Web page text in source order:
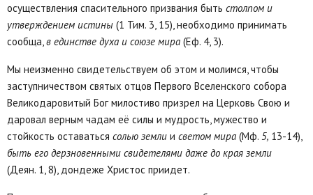
осуществления спасительного призвания быть столпом и
утверждением истины (1 Тим. 3, 15), необходимо принимать
сообща,в единстве духа и союзе мира (Еф. 4, 3).
Мы неизменно свидетельствуем об этом и молимся, чтобы
заступничеством святых отцов Первого Вселенского собора
Великодаровитый Бог милостиво призрел на Церковь Свою и
даровал верным чадам её силы и мудрость, мужество и
стойкость оставаться солью земли и светом мира (Мф. 5, 13-14),
быть его дерзновенными свидетелями даже до края земли
(Деян. 1, 8), дондеже Христос приидет.